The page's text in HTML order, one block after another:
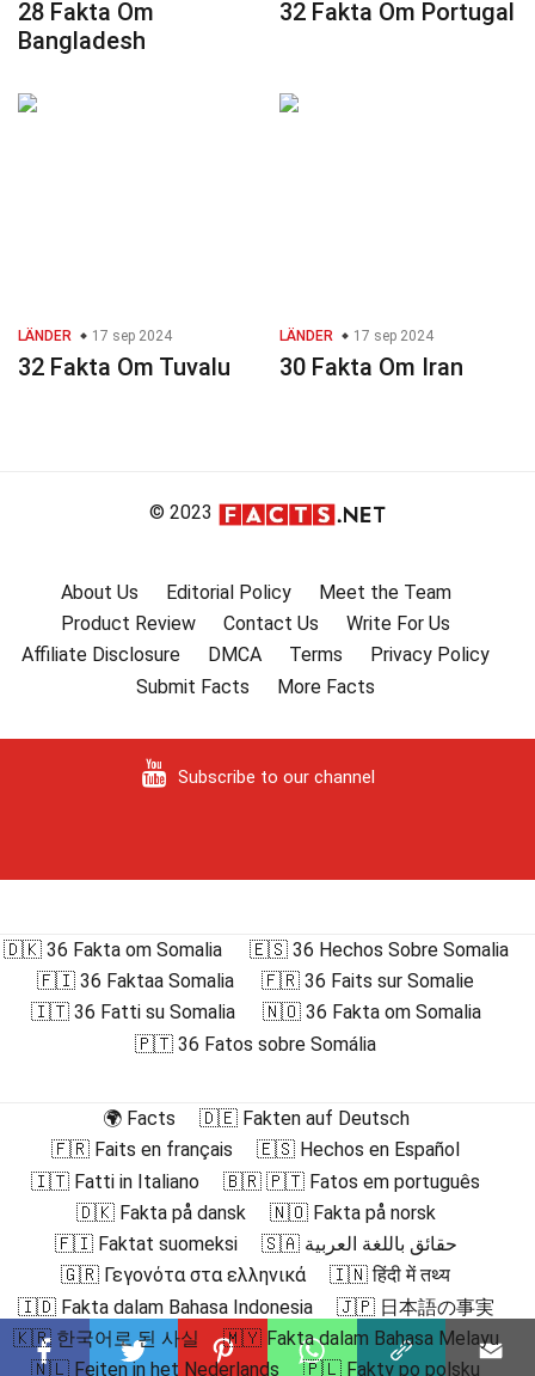
28 Fakta Om
Bangladesh
32 Fakta Om Portugal
LÄNDER 17 sep 2024
32 Fakta Om Tuvalu
LÄNDER 17 sep 2024
30 Fakta Om Iran
© 2023
About Us Editorial Policy
Meet the Team
Product Review
Contact Us
Write For Us
Affiliate Disclosure
DMCA Terms
Privacy Policy
Submit Facts
More Facts
Subscribe to our channel
🇩🇰 36 Fakta om Somalia
🇪🇸 36 Hechos Sobre Somalia
🇫🇮 36 Faktaa Somalia
🇫🇷 36 Faits sur Somalie
🇮🇹 36 Fatti su Somalia
🇳🇴 36 Fakta om Somalia
🇵🇹 36 Fatos sobre Somália
🌍 Facts
🇩🇪 Fakten auf Deutsch
🇫🇷 Faits en français
🇪🇸 Hechos en Español
🇮🇹 Fatti in Italiano
🇧🇷 🇵🇹 Fatos em português
🇩🇰 Fakta på dansk
🇳🇴 Fakta på norsk
🇫🇮 Faktat suomeksi
🇸🇦 حقائق باللغة العربية
🇬🇷 Γεγονότα στα ελληνικά
🇮🇳 हिंदी में तथ्य
🇮🇩 Fakta dalam Bahasa Indonesia
🇯🇵 日本語の事実
🇰🇷 한국어로 된 사실
🇲🇾 Fakta dalam Bahasa Melayu
🇳🇱 Feiten in het Nederlands
🇵🇱 Fakty po polsku